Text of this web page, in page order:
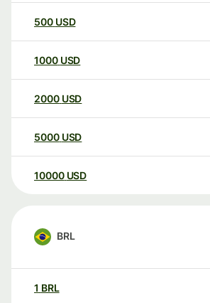
500 USD
1000 USD
2000 USD
5000 USD
10000 USD
BRL
1 BRL